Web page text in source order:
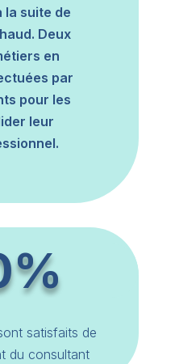
la suite de
Deux
en
par
pour les
leur
satisfaits de
du consultant